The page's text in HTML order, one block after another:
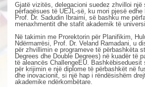
Gjatë vizitës, delegacioni suedez zhvilloi një
përfaqësues të UEJL-së, ku mori pjesë edhe
Prof. Dr. Sadudin Ibraimi, së bashku me
menaxhmentit dhe stafit akademik të
Në takimin me Prorektorin për Planifikim,
Ndërmarrësi, Prof. Dr. Veland Ramadani, u
për zhvillimin e programeve të përbashkëta
Degrees dhe Double Degrees) në kuadër të
të aleancës ChallengeEU. Bashkëbiseduesit
për krijimin e një diplome të përbashkët në
dhe inovacionit, si një hap i rëndësishëm
akademike ndërkombëtare.